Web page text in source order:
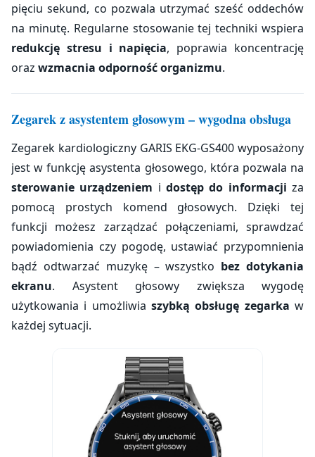
pięciu sekund, co pozwala utrzymać sześć oddechów
na minutę. Regularne stosowanie tej techniki wspiera
redukcję stresu i napięcia, poprawia koncentrację
oraz wzmacnia odporność organizmu.
Zegarek z asystentem głosowym – wygodna obsługa
Zegarek kardiologiczny GARIS EKG-GS400 wyposażony
jest w funkcję asystenta głosowego, która pozwala na
sterowanie urządzeniem idostęp do informacji za
pomocą prostych komend głosowych. Dzięki tej
funkcji możesz zarządzać połączeniami, sprawdzać
powiadomienia czy pogodę, ustawiać przypomnienia
bądź odtwarzać muzykę – wszystko bez dotykania
ekranu. Asystent głosowy zwiększa wygodę
użytkowania i umożliwia szybką obsługę zegarka w
każdej sytuacji.